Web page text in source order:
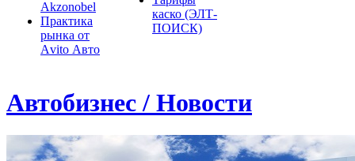
Akzonobel
Практика
рынка от
Аvito Авто
каско (ЭЛТ-
ПОИСК)
Автобизнес / Новости